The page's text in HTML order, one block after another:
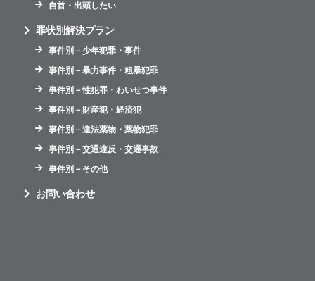
自首・出頭したい
罪状別解決プラン
事件別－少年犯罪・事件
事件別－暴力事件・粗暴犯罪
事件別－性犯罪・わいせつ事件
事件別－財産犯・経済犯
事件別－違法薬物・薬物犯罪
事件別－交通違反・交通事故
事件別－その他
お問い合わせ